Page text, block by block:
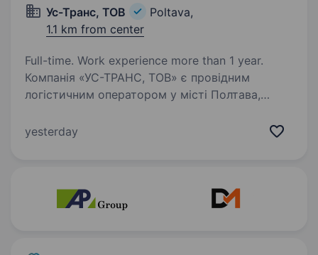
Ус-Транс, ТОВ
Poltava,
1.1 km from center
Full-time. Work experience more than 1 year.
Компанія «УС-ТРАНС, ТОВ» є провідним
логістичним оператором у місті Полтава,
по всій Україні. У зв’язку з розширенням нашої
yesterday